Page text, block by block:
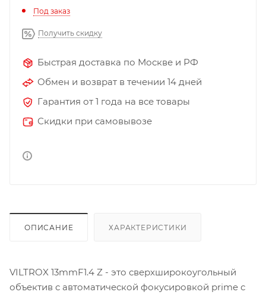
Под заказ
Получить скидку
Быстрая доставка по Москве и РФ
Обмен и возврат в течении 14 дней
Гарантия от 1 года на все товары
Скидки при самовывозе
ОПИСАНИЕ ХАРАКТЕРИСТИКИ
VILTROX 13mmF1.4 Z - это сверхширокоугольный
объектив с автоматической фокусировкой prime с